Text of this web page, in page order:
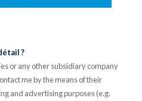
?
or any other subsidiary company
me by the means of their
and advertising purposes (e.g.